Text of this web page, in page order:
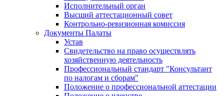
Исполнительный орган
Высший аттестационный совет
Контрольно-ревизионная комиссия
Документы Палаты
Устав
Свидетельство на право осуществлять
хозяйственную деятельность
Профессиональный стандарт "Консультант
по налогам и сборам"
Положение о профессиональной аттестации